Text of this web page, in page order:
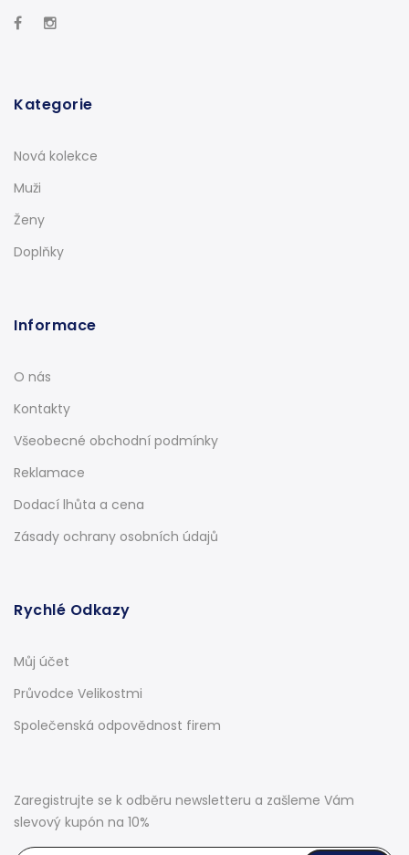
Kategorie
Nová kolekce
Muži
Ženy
Doplňky
Informace
O nás
Kontakty
Všeobecné obchodní podmínky
Reklamace
Dodací lhůta a cena
Zásady ochrany osobních údajů
Rychlé Odkazy
Můj účet
Průvodce Velikostmi
Společenská odpovědnost firem
Zaregistrujte se k odběru newsletteru a zašleme Vám
slevový kupón na 10%